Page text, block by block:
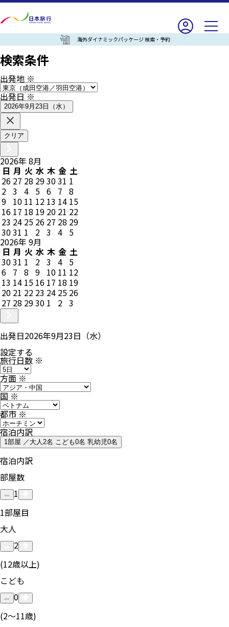
海外ダイナミックパッケージ 検索・予約
検索条件
出発地 ※
出発日※
2026年9月23日（水）
クリア
2026年 8月
日 月 火 水 木 金 土
26 27 28 293031 1
2 3 4 5 6 7 8
9 10 11 12 13 14 15
16 17 18 19 20 21 22
23 24 25 26 27 28 29
3031 1 2 3 4 5
2026年 9月
日 月 火 水 木 金 土
3031 1 2 3 4 5
6 7 8 9 10 11 12
13 14 15 16 17 18 19
20 21 22 23 24 25 26
27 28 2930 1 2 3
出発日2026年9月23日（水）
設定する
旅行日数 ※
方面※
国※
都市※
宿泊内訳
1部屋 ／大人2名 こども0名 乳幼児0名
宿泊内訳
部屋数
1
1部屋目
大人
2
(12歳以上)
こども
0
(2〜11歳)